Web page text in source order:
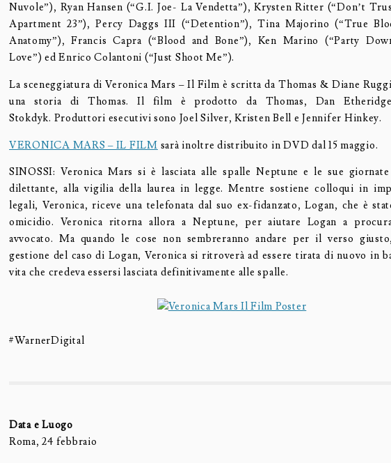
Nuvole”), Ryan Hansen (“G.I. Joe- La Vendetta”), Krysten Ritter (“Don’t
Apartment 23”), Percy Daggs III (“Detention”), Tina Majorino (“True
Anatomy”), Francis Capra (“Blood and Bone”), Ken Marino (“Party
Love”) ed Enrico Colantoni (“Just Shoot Me”).
La sceneggiatura di Veronica Mars – Il Film è scritta da Thomas & Diane
una storia di Thomas. Il film è prodotto da Thomas, Dan
Stokdyk. Produttori esecutivi sono Joel Silver, Kristen Bell e Jennifer Hinkey.
VERONICA MARS – IL FILM sarà inoltre distribuito in DVD dal 15 maggio.
SINOSSI: Veronica Mars si è lasciata alle spalle Neptune e le sue
dilettante, alla vigilia della laurea in legge. Mentre sostiene colloqui in
legali, Veronica, riceve una telefonata dal suo ex-fidanzato, Logan, che è
omicidio. Veronica ritorna allora a Neptune, per aiutare Logan a
avvocato. Ma quando le cose non sembreranno andare per il verso
gestione del caso di Logan, Veronica si ritroverà ad essere tirata di nuovo in
vita che credeva essersi lasciata definitivamente alle spalle.
#WarnerDigital
Data e Luogo
Roma, 24 febbraio